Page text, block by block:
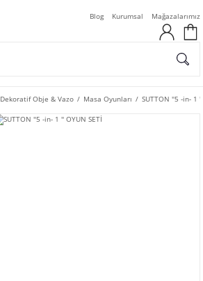
Blog Kurumsal Mağazalarımız
Dekoratif Obje & Vazo Masa Oyunları SUTTON ''5 -in- 1